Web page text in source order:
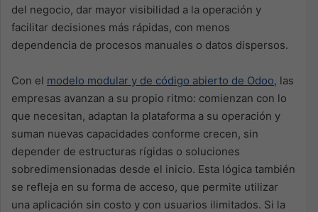
del negocio, dar mayor visibilidad a la operación y
facilitar decisiones más rápidas, con menos
dependencia de procesos manuales o datos dispersos.
Con el modelo modular y de código abierto de Odoo, las
empresas avanzan a su propio ritmo: comienzan con lo
que necesitan, adaptan la plataforma a su operación y
suman nuevas capacidades conforme crecen, sin
depender de estructuras rígidas o soluciones
sobredimensionadas desde el inicio. Esta lógica también
se refleja en su forma de acceso, que permite utilizar
una aplicación sin costo y con usuarios ilimitados. Si la